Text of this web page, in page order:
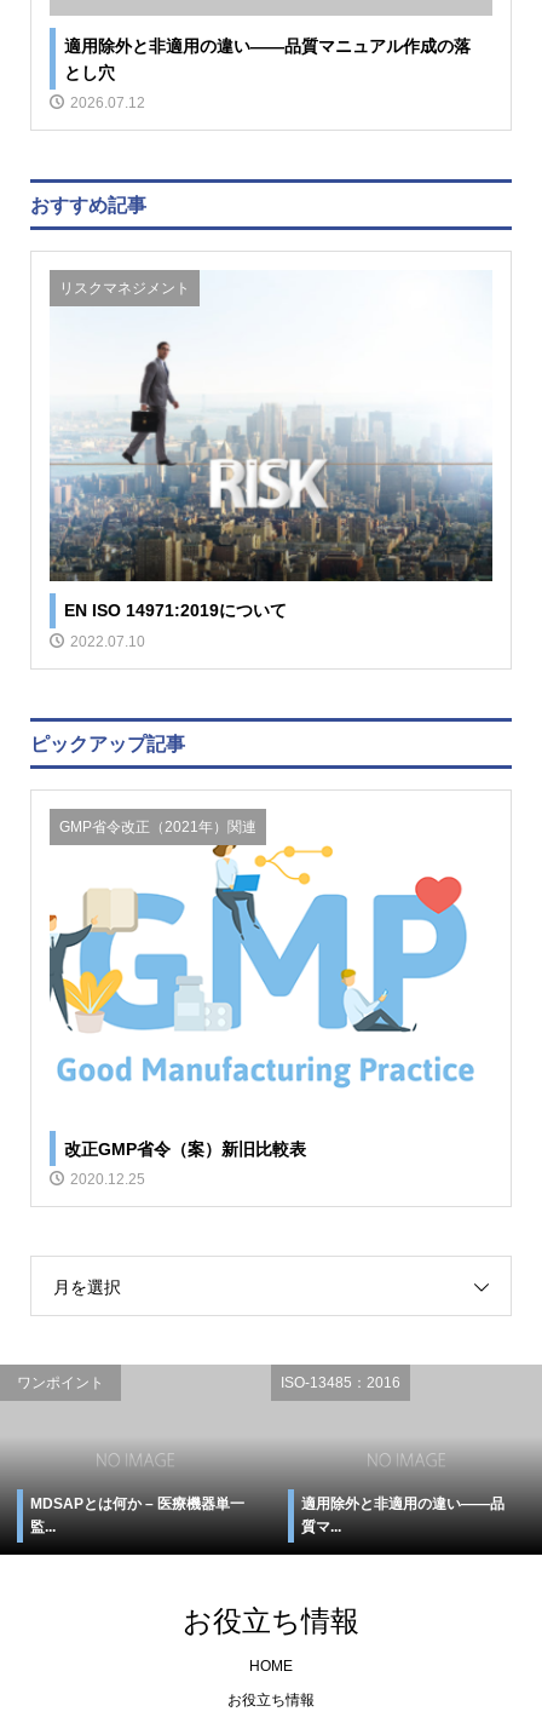
適用除外と非適用の違い――品質マニュアル作成の落
とし穴
2026.07.12
おすすめ記事
リスクマネジメント
EN ISO 14971:2019について
2022.07.10
ピックアップ記事
GMP省令改正（2021年）関連
改正GMP省令（案）新旧比較表
2020.12.25
月を選択
ワンポイント
MDSAPとは何か – 医療機器単一
監...
ISO-13485：2016
適用除外と非適用の違い――品
質マ...
お役立ち情報
HOME
お役立ち情報